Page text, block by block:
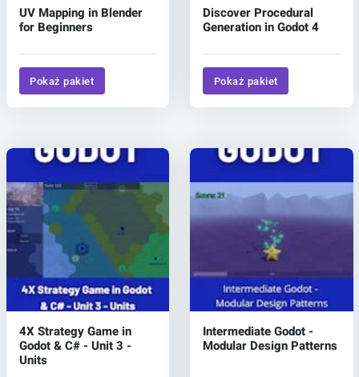
UV Mapping in Blender
for Beginners
Pokaż pakiet
Discover Procedural
Generation in Godot 4
Pokaż pakiet
4X Strategy Game in
Godot & C# - Unit 3 -
Units
Intermediate Godot -
Modular Design Patterns